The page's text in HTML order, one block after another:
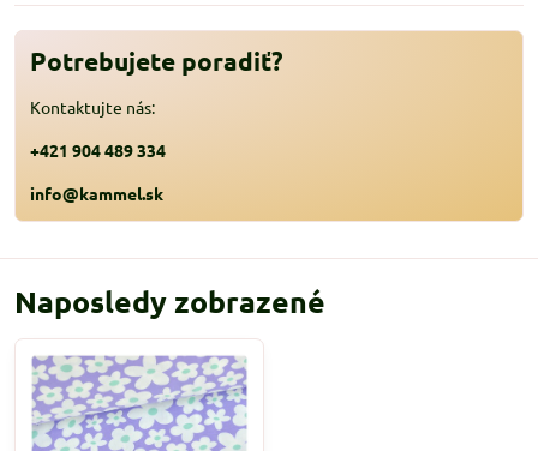
Potrebujete poradiť?
Kontaktujte nás:
+421 904 489 334
info@kammel.sk
Naposledy zobrazené